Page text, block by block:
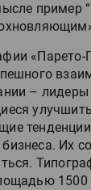
пример
«Парето-
–
Их
1500